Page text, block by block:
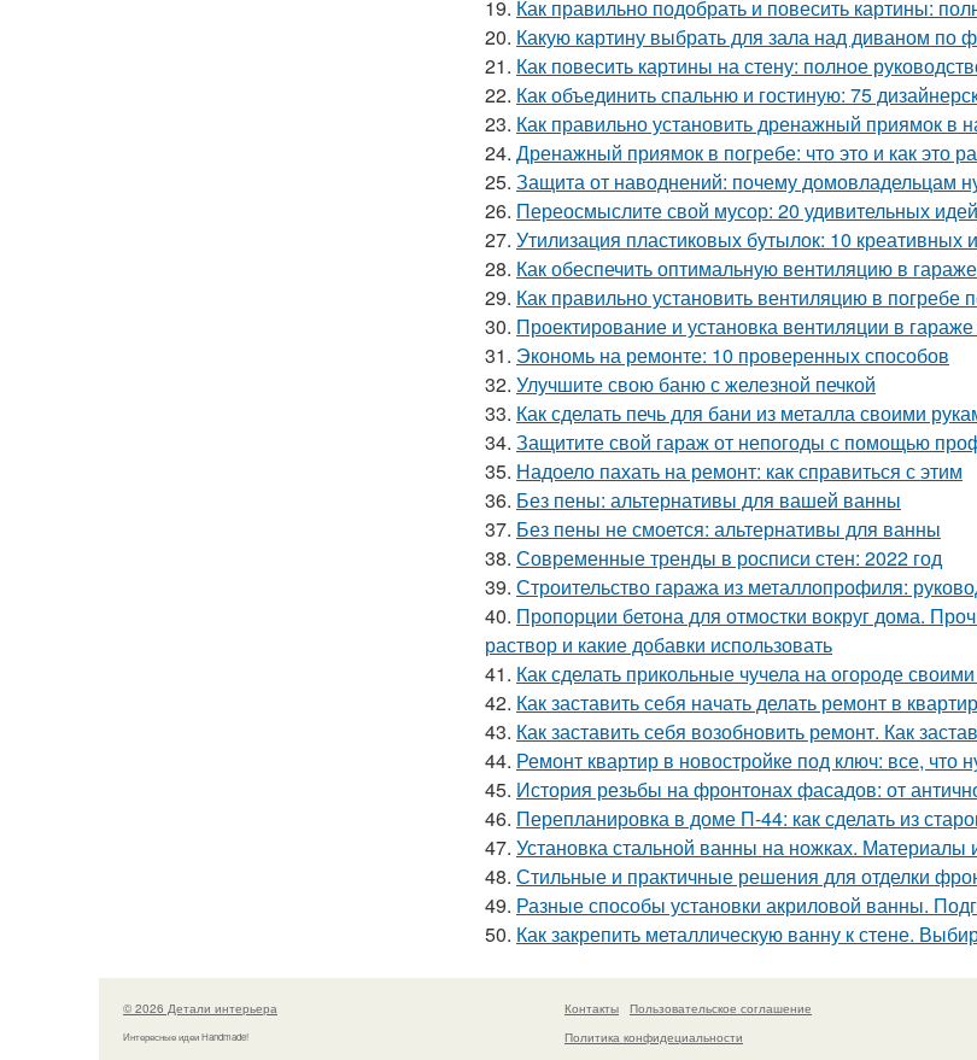
19. Как правильно подобрать и повесить картины:
20. Какую картину выбрать для зала над диваном по
21. Как повесить картины на стену: полное
22. Как объединить спальню и гостиную: 75
23. Как правильно установить дренажный приямок в
24. Дренажный приямок в погребе: что это и как это
25. Защита от наводнений: почему домовладельцам
26. Переосмыслите свой мусор: 20 удивительных
27. Утилизация пластиковых бутылок: 10 креативных
28. Как обеспечить оптимальную вентиляцию в
29. Как правильно установить вентиляцию в погребе
30. Проектирование и установка вентиляции в
31. Экономь на ремонте: 10 проверенных способов
32. Улучшите свою баню с железной печкой
33. Как сделать печь для бани из металла своими
34. Защитите свой гараж от непогоды с помощью
35. Надоело пахать на ремонт: как справиться с этим
36. Без пены: альтернативы для вашей ванны
37. Без пены не смоется: альтернативы для ванны
38. Современные тренды в росписи стен: 2022 год
39. Строительство гаража из металлопрофиля:
40. Пропорции бетона для отмостки вокруг дома.
раствор и какие добавки использовать
41. Как сделать прикольные чучела на огороде
42. Как заставить себя начать делать ремонт в
43. Как заставить себя возобновить ремонт. Как
44. Ремонт квартир в новостройке под ключ: все, что
45. История резьбы на фронтонах фасадов: от
46. Перепланировка в доме П-44: как сделать из
47. Установка стальной ванны на ножках.
48. Стильные и практичные решения для отделки
49. Разные способы установки акриловой ванны.
50. Как закрепить металлическую ванну к стене.
© 2026 Детали интерьера
Интересные идеи Handmade!
Контакты
Пользовательское соглашение
Политика конфидециальности